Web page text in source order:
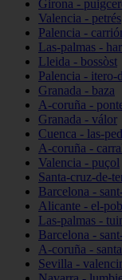
Girona -
Valencia - petrés
Palencia -
Las-palmas -
Lleida - bossòst
Palencia - itero-
Granada - baza
A-coruña -
Granada - válor
Cuenca - las-
A-coruña -
Valencia - puçol
Santa-cruz-de-
Barcelona -
Alicante - el-
Las-palmas -
Barcelona -
A-coruña -
Sevilla -